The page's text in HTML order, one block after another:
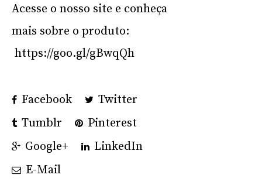
Acesse o nosso site e conheça
mais sobre o produto:
https://goo.gl/gBwqQh
Facebook
Twitter
Tumblr
Pinterest
Google+
LinkedIn
E-Mail